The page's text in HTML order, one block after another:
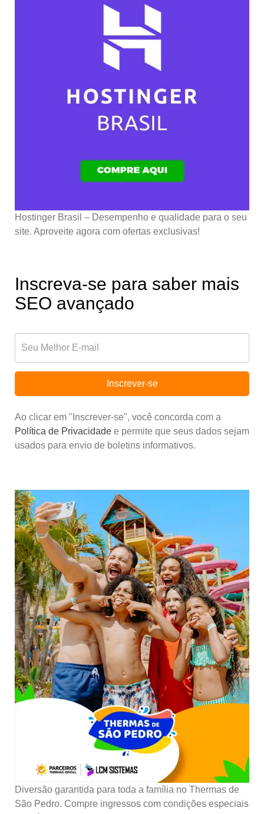
Hostinger Brasil – Desempenho e qualidade para o seu
site. Aproveite agora com ofertas exclusivas!
Inscreva-se para saber mais
SEO avançado
Inscrever-se
Ao clicar em "Inscrever-se", você concorda com a
Política de Privacidade e permite que seus dados sejam
usados para envio de boletins informativos.
Diversão garantida para toda a família no Thermas de
São Pedro. Compre ingressos com condições especiais